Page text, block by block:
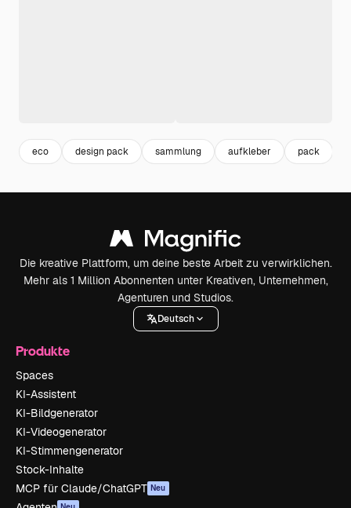
eco design pack sammlung aufkleber pack
Die kreative Plattform, um deine beste Arbeit zu verwirklichen.
Mehr als 1 Million Abonnenten unter Kreativen, Unternehmen,
Agenturen und Studios.
Deutsch
Produkte
Spaces
KI-Assistent
KI-Bildgenerator
KI-Videogenerator
KI-Stimmengenerator
Stock-Inhalte
MCP für Claude/ChatGPT Neu